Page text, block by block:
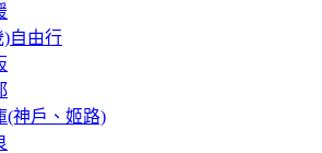
)自由行
(神戶、姬路)